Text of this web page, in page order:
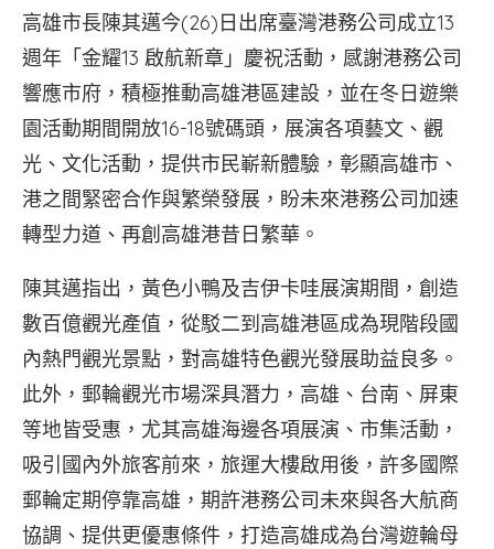
高雄市長陳其邁今(26)日出席臺灣港務公司成立13
週年「金耀13 啟航新章」慶祝活動，感謝港務公司
響應市府，積極推動高雄港區建設，並在冬日遊樂
園活動期間開放16-18號碼頭，展演各項藝文、觀
光、文化活動，提供市民嶄新體驗，彰顯高雄市、
港之間緊密合作與繁榮發展，盼未來港務公司加速
轉型力道、再創高雄港昔日繁華。
陳其邁指出，黃色小鴨及吉伊卡哇展演期間，創造
數百億觀光產值，從駁二到高雄港區成為現階段國
內熱門觀光景點，對高雄特色觀光發展助益良多。
此外，郵輪觀光市場深具潛力，高雄、台南、屏東
等地皆受惠，尤其高雄海邊各項展演、市集活動，
吸引國內外旅客前來，旅運大樓啟用後，許多國際
郵輪定期停靠高雄，期許港務公司未來與各大航商
協調、提供更優惠條件，打造高雄成為台灣遊輪母